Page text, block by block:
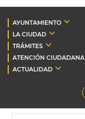
AYUNTAMIENTO
LA CIUDAD
TRÁMITES
ATENCIÓN CIUDADANA
ACTUALIDAD